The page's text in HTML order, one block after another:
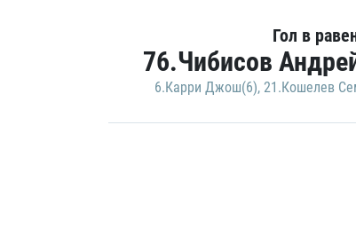
Гол в
76.Чибисов
6.Карри Джош(6), 21.Кошелев